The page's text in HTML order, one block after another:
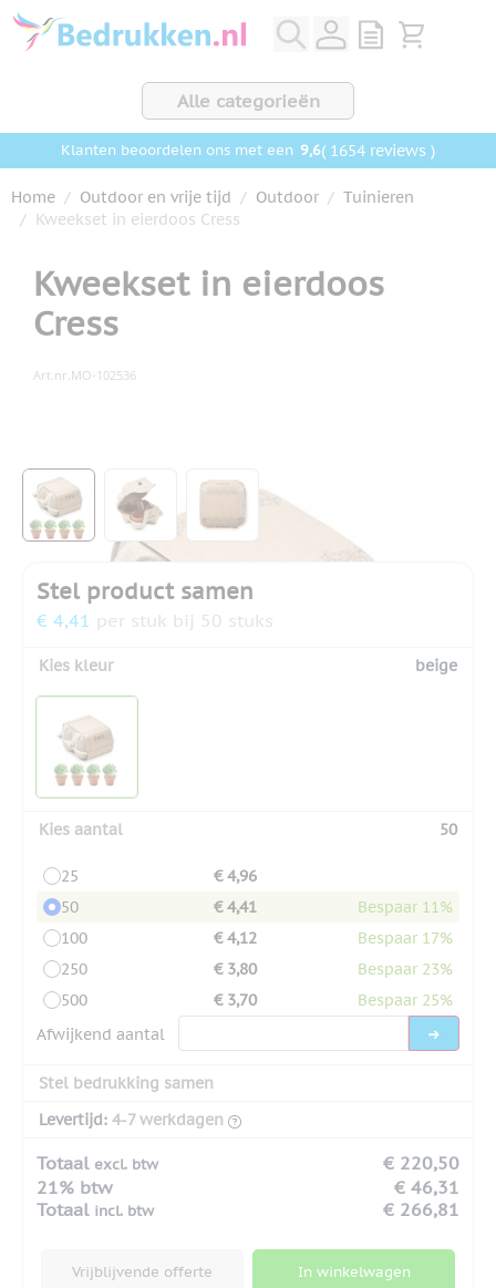
Ga naar de inhoud
View quote,
Bekijk
Alle categorieën
Klanten beoordelen ons met een 9,6( 1654 reviews )
Home / Outdoor en vrije tijd / Outdoor / Tuinieren
/ Kweekset in eierdoos Cress
Kweekset in eierdoos
Cress
Art.nr. MO-102536
View larger image
View larger imageView larger image
Stel product samen
€ 4,41 per stuk bij 50 stuks
Kies kleur beige
Kies aantal 50
25
€ 4,96
50
€ 4,41
Bespaar 11%
100
€ 4,12
Bespaar 17%
250
€ 3,80
Bespaar 23%
500
€ 3,70
Bespaar 25%
Afwijkend aantal
Stel bedrukking samen
Levertijd: 4-7 werkdagen
Totaal excl. btw
€ 220,50
21% btw
€ 46,31
Totaal incl. btw € 266,81
Vrijblijvende offerte In winkelwagen